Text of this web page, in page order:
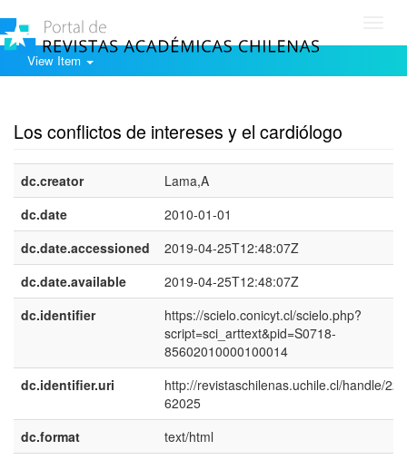
View Item
Los conflictos de intereses y el cardiólogo
dc.creator
Lama,A
dc.date
2010-01-01
dc.date.accessioned
2019-04-25T12:48:07Z
dc.date.available
2019-04-25T12:48:07Z
dc.identifier
https://scielo.conicyt.cl/scielo.php?
script=sci_arttext&pid=S0718-
85602010000100014
dc.identifier.uri
http://revistaschilenas.uchile.cl/handle/
62025
dc.format
text/html